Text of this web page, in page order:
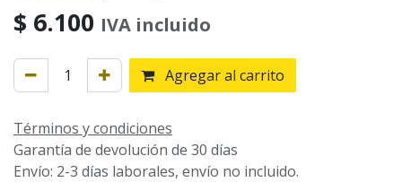
$ 6.100 IVA incluido
Agregar al carrito
Términos y condiciones
Garantía de devolución de 30 días
Envío: 2-3 días laborales, envío no incluido.